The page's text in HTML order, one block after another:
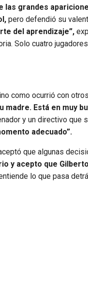
las grandes
pero defendió su
del aprendizaje”,
Solo cuatro
como ocurrió con
madre. Está en muy
y un directivo que
adecuado”.
que algunas
y acepto que
lo que pasa